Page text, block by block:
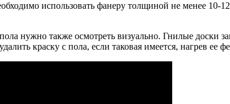
использовать фанеру толщиной не менее
нужно также осмотреть визуально. Гнилые доски
краску с пола, если таковая имеется, нагрев